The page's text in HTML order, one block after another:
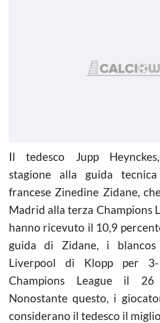
Il tedesco Jupp
stagione alla guida
francese Zinedine Zidane,
Madrid alla terza Champions
hanno ricevuto il 10,9
guida di Zidane, i
Liverpool di Klopp per
Champions League il
Nonostante questo, i
considerano il tedesco il